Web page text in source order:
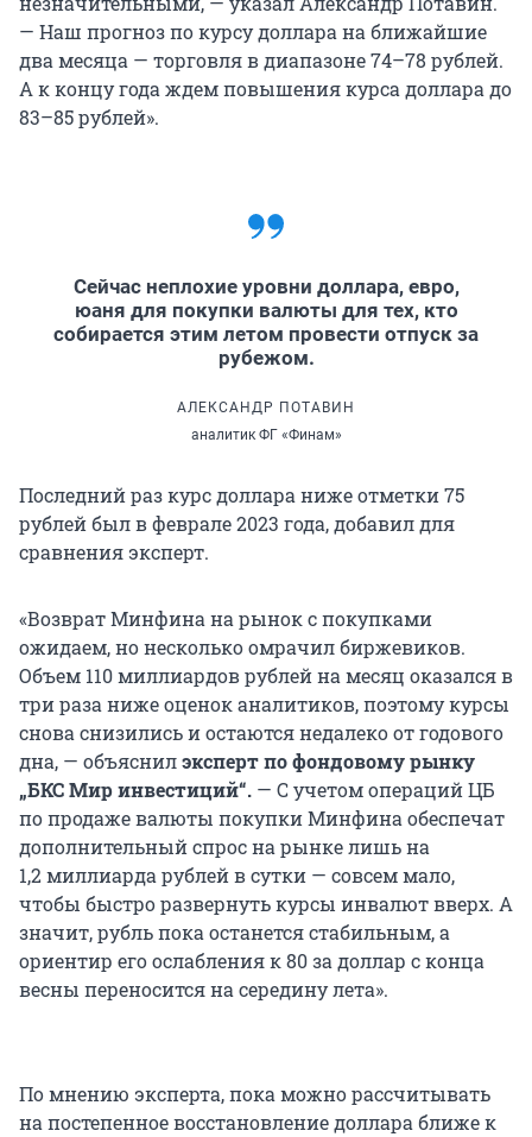
— Наш прогноз по курсу доллара на ближайшие
два месяца — торговля в диапазоне 74–78 рублей.
А к концу года ждем повышения курса доллара до
83–85 рублей».
Сейчас неплохие уровни доллара, евро,
юаня для покупки валюты для тех, кто
собирается этим летом провести отпуск за
рубежом.
АЛЕКСАНДР ПОТАВИН
аналитик ФГ «Финам»
Последний раз курс доллара ниже отметки 75
рублей был в феврале 2023 года, добавил для
сравнения эксперт.
«Возврат Минфина на рынок с покупками
ожидаем, но несколько омрачил биржевиков.
Объем 110 миллиардоврублей на месяц оказался в
три раза ниже оценок аналитиков, поэтому курсы
снова снизились и остаются недалеко от годового
дна, — объяснилэксперт по фондовому рынку
„БКС Мир инвестиций“. — С учетом операций ЦБ
по продаже валюты покупки Минфина обеспечат
дополнительный спрос на рынке лишь на
1,2 миллиардарублей в сутки — совсем мало,
чтобы быстро развернуть курсы инвалют вверх. А
значит, рубль пока останется стабильным, а
ориентир его ослабления к 80 за доллар с конца
весны переносится на середину лета».
По мнению эксперта, пока можно рассчитывать
на постепенное восстановление доллара ближе к